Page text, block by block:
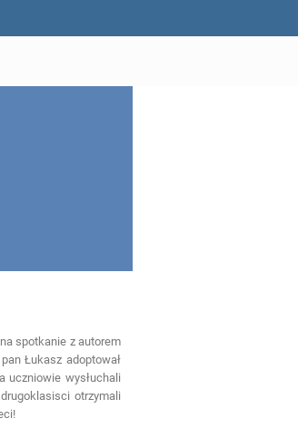
spotkanie z autorem
Łukasz adoptował
uczniowie wysłuchali
otrzymali